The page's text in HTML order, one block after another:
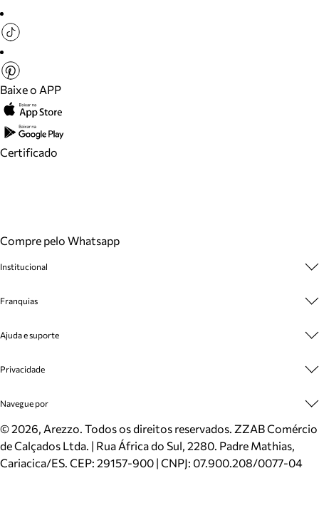
Baixe o APP
Certificado
Compre pelo Whatsapp
Institucional
Cashback
Venda Corporativa
Mapa do Site
Inverno
Mundo Arezzo
Franquias
Plano de Negócio
Ajuda e suporte
Cadastro
Meus Pedidos
Trocas e Devoluções
Cartão Presente
Localizador de lojas
Privacidade
Politica e Privacidade
Navegue por
Sapatos
Bolsas
Scarpins
©2026, Arezzo. Todos os direitos reservados. ZZAB Comércio
de Calçados Ltda. | Rua África do Sul, 2280. Padre Mathias,
Cariacica/ES. CEP: 29157-900 | CNPJ: 07.900.208/0077-04